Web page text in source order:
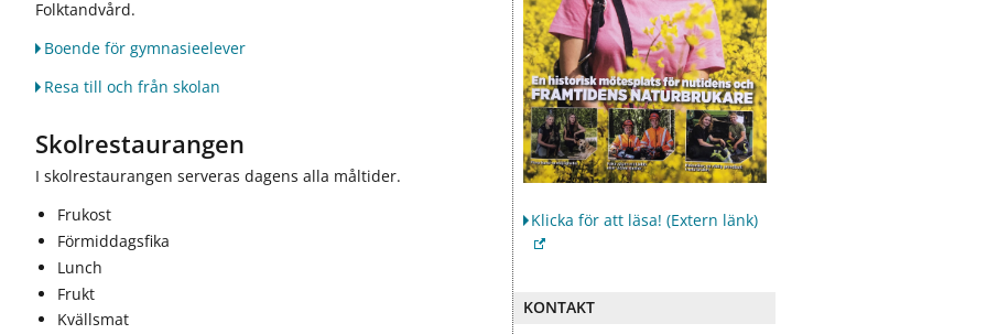
Folktandvård.
Boende för gymnasieelever
Resa till och från skolan
Skolrestaurangen
I skolrestaurangen serveras dagens alla måltider.
Frukost
Förmiddagsfika
Lunch
Frukt
Kvällsmat
Klicka för att läsa! (Extern länk)
KONTAKT